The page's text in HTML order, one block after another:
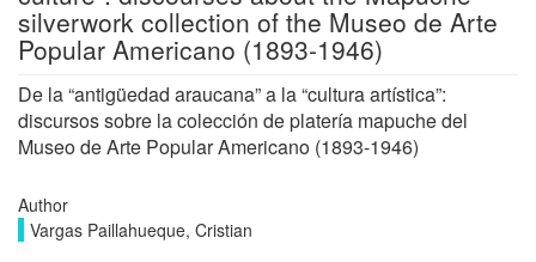
silverwork collection of the Museo de Arte
Popular Americano (1893-1946)
De la “antigüedad araucana” a la “cultura artística”:
discursos sobre la colección de platería mapuche del
Museo de Arte Popular Americano (1893-1946)
Author
Vargas Paillahueque, Cristian